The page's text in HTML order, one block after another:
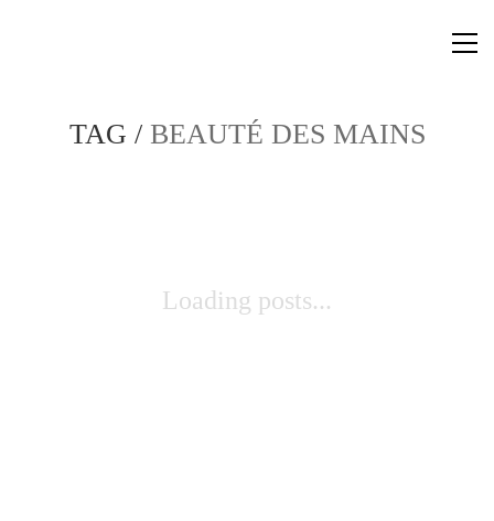
TAG / BEAUTÉ DES MAINS
Loading posts...